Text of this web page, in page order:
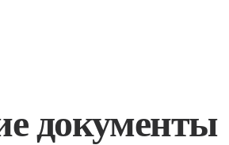
документы